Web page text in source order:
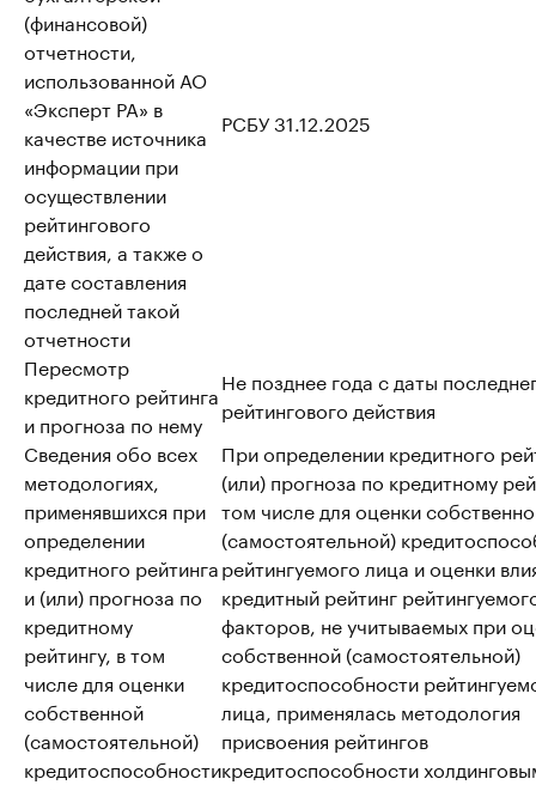
(финансовой)
отчетности,
использованной АО
«Эксперт РА» в
качестве источника
информации при
осуществлении
рейтингового
действия, а также о
дате составления
последней такой
отчетности
РСБУ 31.12.2025
Пересмотр
кредитного рейтинга
и прогноза по нему
Не позднее года с даты
рейтингового действия
Сведения обо всех
методологиях,
применявшихся при
определении
кредитного рейтинга
и (или) прогноза по
кредитному
рейтингу, в том
числе для оценки
собственной
(самостоятельной)
кредитоспособности
При определении кредитного
(или) прогноза по кредитному
том числе для оценки
(самостоятельной)
рейтингуемого лица и оценки
кредитный рейтинг
факторов, не учитываемых при
собственной (самостоятельной)
кредитоспособности
лица, применялась методология
присвоения рейтингов
кредитоспособности